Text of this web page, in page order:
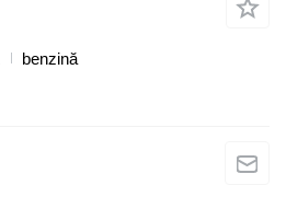
benzină